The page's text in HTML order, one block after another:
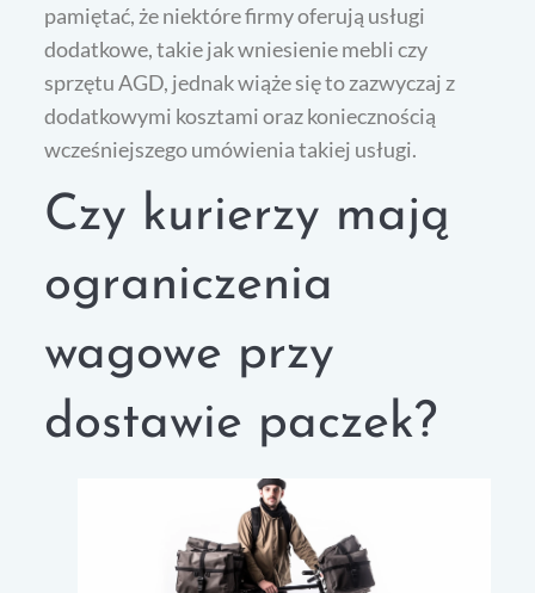
pamiętać, że niektóre firmy oferują usługi
dodatkowe, takie jak wniesienie mebli czy
sprzętu AGD, jednak wiąże się to zazwyczaj z
dodatkowymi kosztami oraz koniecznością
wcześniejszego umówienia takiej usługi.
Czy kurierzy mają
ograniczenia
wagowe przy
dostawie paczek?